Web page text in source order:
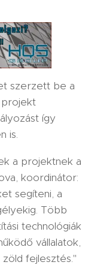
szerzett be a
projekt
így
is.
a projektnek a
koordinátor:
segíteni, a
Több
technológiák
vállalatok,
fejlesztés."